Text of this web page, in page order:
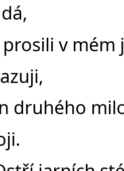
v mém
druhého